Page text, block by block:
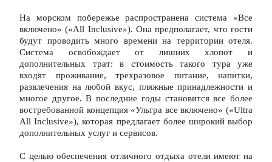
На морском побережье распространена система «Все
включено» («All Inclusive»). Она предполагает, что гости
будут проводить много времени на территории отеля.
Система освобождает от лишних хлопот и
дополнительных трат: в стоимость такого тура уже
входят проживание, трехразовое питание, напитки,
развлечения на любой вкус, пляжные принадлежности и
многое другое. В последние годы становится все более
востребованной концепция «Ультра все включено» («Ultra
All Inclusive»), которая предлагает более широкий выбор
дополнительных услуг и сервисов.
С целью обеспечения отличного отдыха отели имеют на